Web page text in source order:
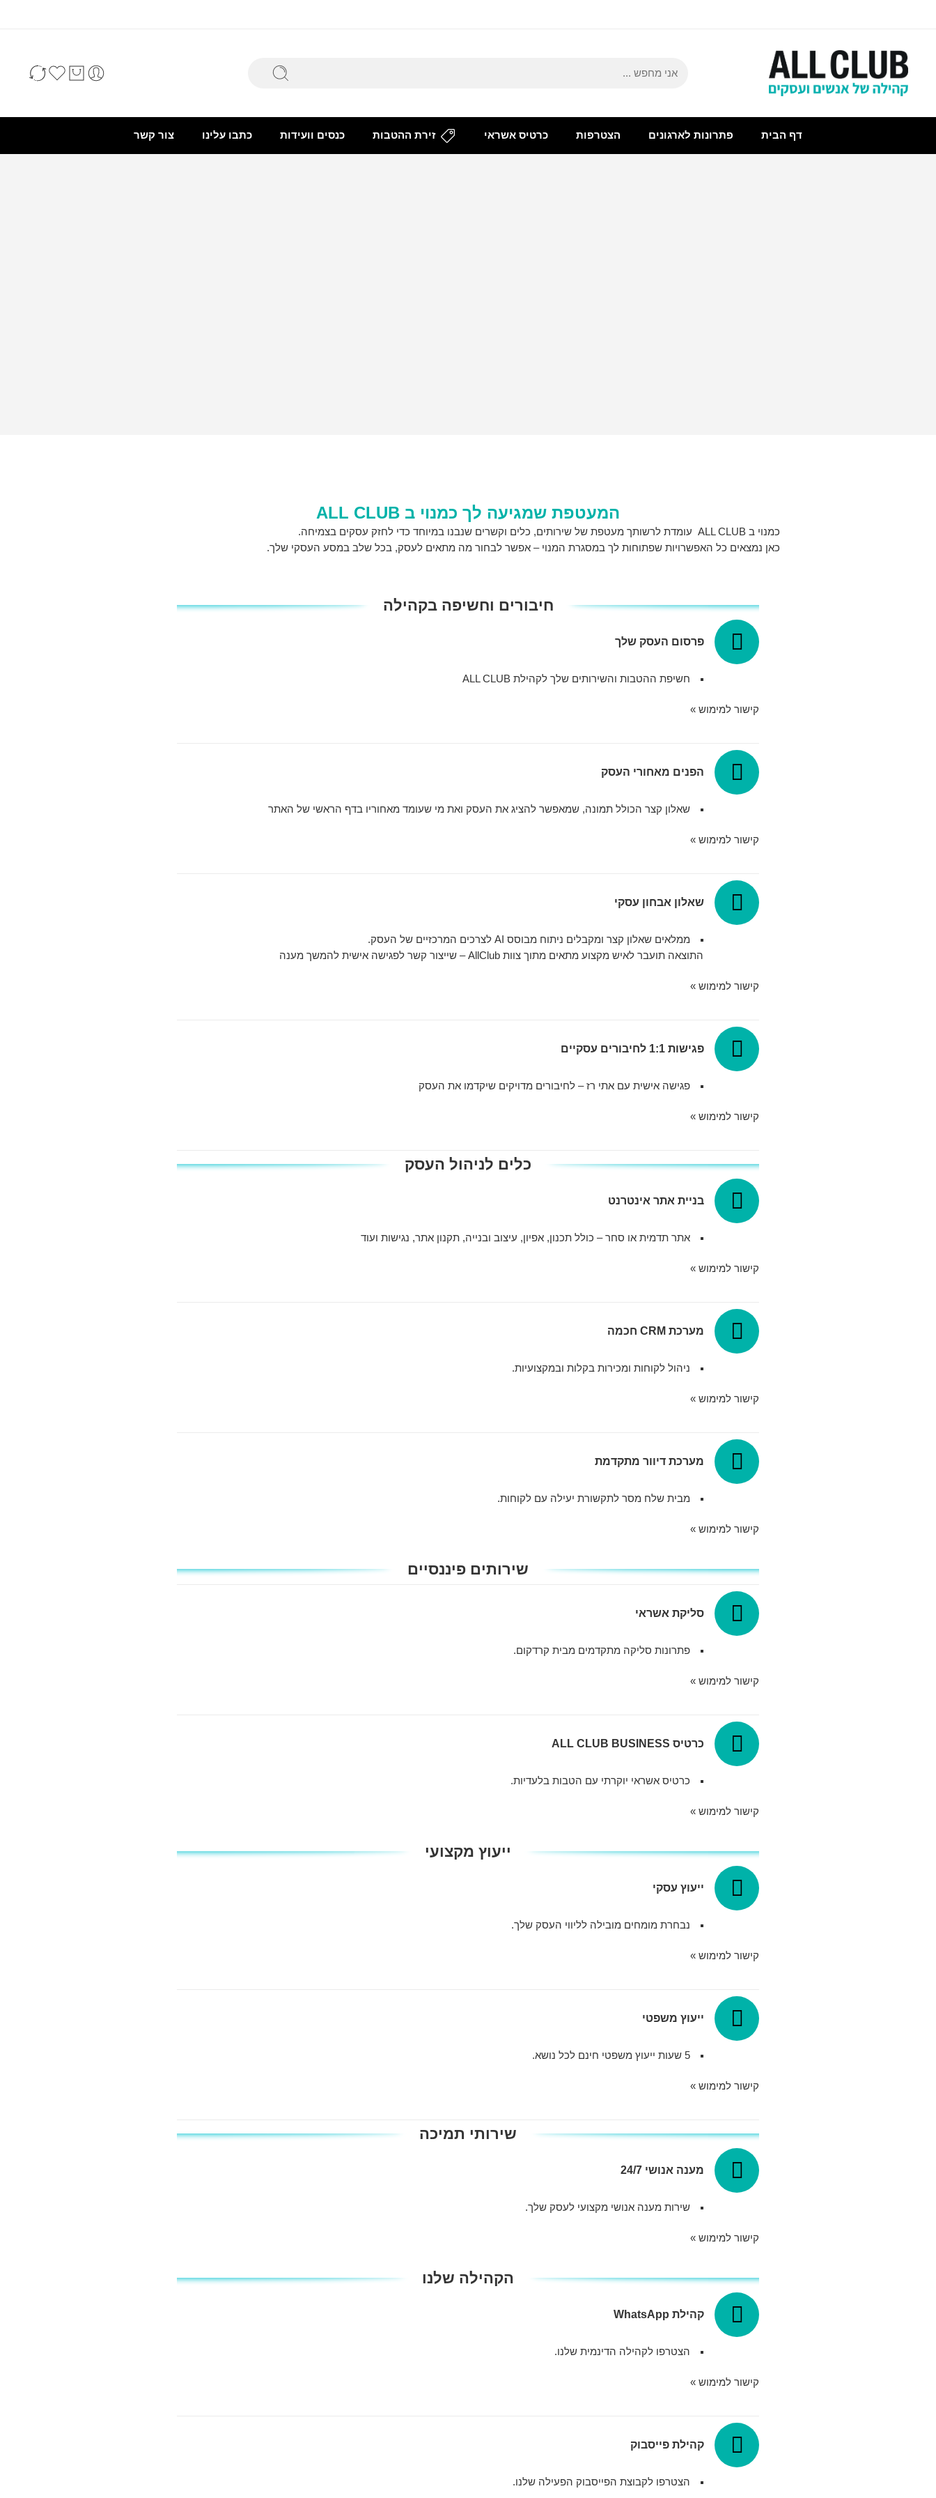
דף הבית פתרונות לארגונים הצטרפות כרטיס אשראי זירת ההטבות כנסים וועידות כתבו עלינו צור קשר
המעטפת שמגיעה לך כמנוי ב ALL CLUB
כמנוי ב ALL CLUB עומדת לרשותך מעטפת של שירותים, כלים וקשרים שנבנו במיוחד כדי לחזק עסקים בצמיחה.
כאן נמצאים כל האפשרויות שפתוחות לך במסגרת המנוי – אפשר לבחור מה מתאים לעסק, בכל שלב במסע העסקי שלך.
חיבורים וחשיפה בקהילה
פרסום העסק שלך
חשיפת ההטבות והשירותים שלך לקהילת ALL CLUB
קישור למימוש »
הפנים מאחורי העסק
שאלון קצר הכולל תמונה, שמאפשר להציג את העסק ואת מי שעומד מאחוריו בדף הראשי של האתר
קישור למימוש »
שאלון אבחון עסקי
ממלאים שאלון קצר ומקבלים ניתוח מבוסס AI לצרכים המרכזיים של העסק.
התוצאה תועבר לאיש מקצוע מתאים מתוך צוות AllClub – שייצור קשר לפגישה אישית להמשך מענה
קישור למימוש »
פגישות 1:1 לחיבורים עסקיים
פגישה אישית עם אתי רז – לחיבורים מדויקים שיקדמו את העסק
קישור למימוש »
כלים לניהול העסק
בניית אתר אינטרנט
אתר תדמית או סחר – כולל תכנון, אפיון, עיצוב ובנייה, תקנון אתר, נגישות ועוד
קישור למימוש »
מערכת CRM חכמה
ניהול לקוחות ומכירות בקלות ובמקצועיות.
קישור למימוש »
מערכת דיוור מתקדמת
מבית שלח מסר לתקשורת יעילה עם לקוחות.
קישור למימוש »
שירותים פיננסיים
סליקת אשראי
פתרונות סליקה מתקדמים מבית קרדקום.
קישור למימוש »
כרטיס ALL CLUB BUSINESS
כרטיס אשראי יוקרתי עם הטבות בלעדיות.
קישור למימוש »
ייעוץ מקצועי
ייעוץ עסקי
נבחרת מומחים מובילה לליווי העסק שלך.
קישור למימוש »
ייעוץ משפטי
5 שעות ייעוץ משפטי חינם לכל נושא.
קישור למימוש »
שירותי תמיכה
מענה אנושי 24/7
שירות מענה אנושי מקצועי לעסק שלך.
קישור למימוש »
הקהילה שלנו
קהילת WhatsApp
הצטרפו לקהילה הדינמית שלנו.
קישור למימוש »
קהילת פייסבוק
הצטרפו לקבוצת הפייסבוק הפעילה שלנו.